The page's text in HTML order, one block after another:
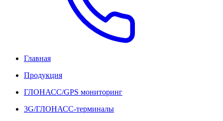
Главная
Продукция
ГЛОНАСС/GPS мониторинг
3G/ГЛОНАСС-терминалы